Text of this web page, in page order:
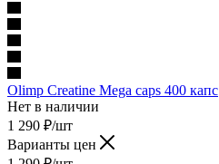
Olimp Creatine Mega caps 400 капс
Нет в наличии
1 290 ₽/шт
Варианты цен